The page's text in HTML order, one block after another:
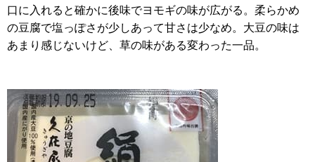
口に入れると確かに後味でヨモギの味が広がる。柔らかめ
の豆腐で塩っぽさが少しあって甘さは少なめ。大豆の味は
あまり感じないけど、草の味がある変わった一品。